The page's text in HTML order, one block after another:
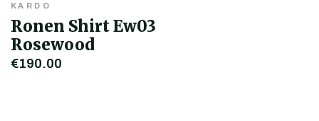
KARDO
Ronen Shirt Ew03
Rosewood
€190,00